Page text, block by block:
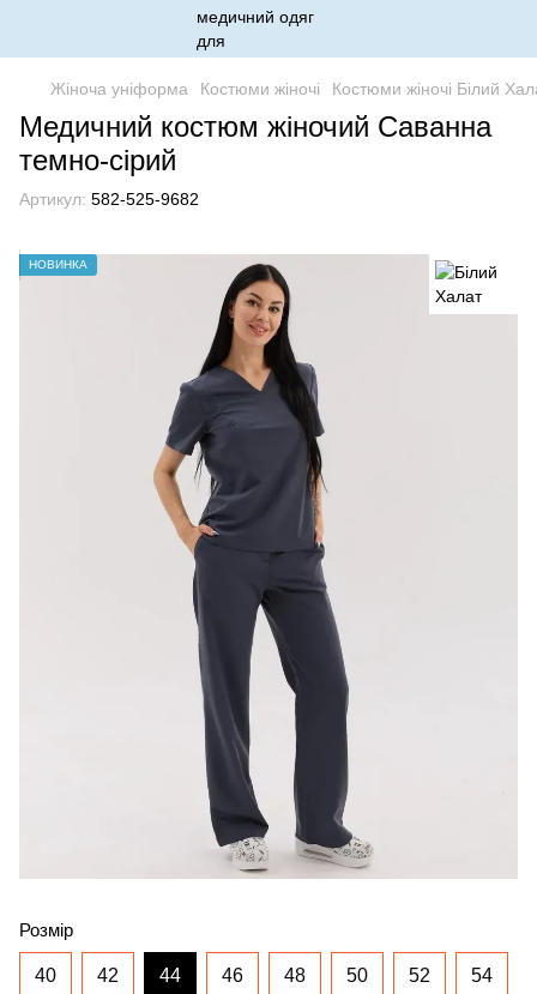
Жіноча уніформа Костюми жіночі Костюми жіночі Білий
Медичний костюм жіночий Саванна
темно-сірий
Артикул: 582-525-9682
НОВИНКА
Розмір
40 42 44 46 48 50 52 54